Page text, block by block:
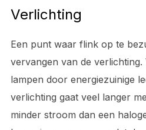
Verlichting
Een punt waar flink op te
vervangen van de verlichting.
lampen door energiezuinige
verlichting gaat veel langer
minder stroom dan een